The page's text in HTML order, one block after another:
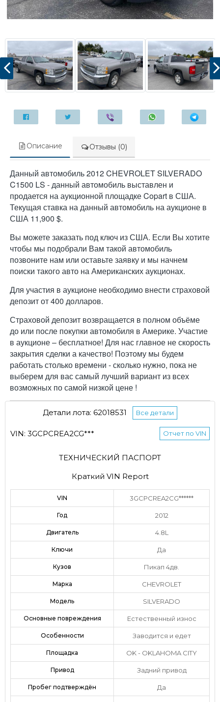
Описание Отзывы (0)
Данный автомобиль 2012 CHEVROLET SILVERADO
C1500 LS - данный автомобиль выставлен и
продается на аукционной площадке Copart в США.
Текущая ставка на данный автомобиль на аукционе в
США 11,900 $.
Вы можете заказать под ключ из США. Если Вы хотите
чтобы мы подобрали Вам такой автомобиль
позвоните нам или оставьте заявку и мы начнем
поиски такого авто на Американских аукционах.
Для участия в аукционе необходимо внести страховой
депозит от 400 долларов.
Страховой депозит возвращается в полном объёме
до или после покупки автомобиля в Америке. Участие
в аукционе – бесплатное! Для нас главное не скорость
закрытия сделки а качество! Поэтому мы будем
работать столько времени - сколько нужно, пока не
выберем для вас самый лучший вариант из всех
возможных по самой низкой цене !
Детали лота: 62018531 Все детали
VIN: 3GCPCREA2CG*** Отчет по VIN
ТЕХНИЧЕСКИЙ ПАСПОРТ
Краткий VIN Report
VIN 3GCPCREA2CG******
Год 2012
Двигатель 4.8L
Ключи Да
Кузов Пикап 4дв.
Марка CHEVROLET
Модель SILVERADO
Основные повреждения Естественный износ
Особенности Заводится и едет
Площадка OK - OKLAHOMA CITY
Привод Задний привод
Пробег подтверждён Да